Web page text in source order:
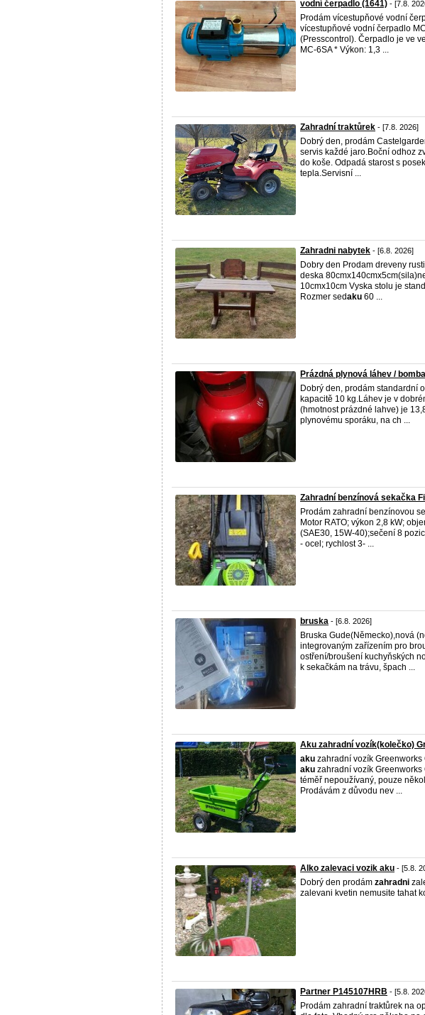
vodní čerpadlo (1641) - [7.8.
Prodám vícestupňové vodní
vícestupňové vodní čerpadlo
(Presscontrol). Čerpadlo je ve
MC-6SA * Výkon: 1,3 ...
Zahradní traktůrek - [7.8. 2026]
Dobrý den, prodám
servis každé jaro.Boční odhoz
do koše. Odpadá starost s
tepla.Servisní ...
Zahradni nabytek - [6.8. 2026]
Dobry den Prodam dreveny
deska
10cmx10cm Vyska stolu je
Rozmer sedaku 60 ...
Prázdná plynová láhev /
Dobrý den, prodám standardní
kapacitě 10 kg.Láhev je v
(hmotnost prázdné lahve) je
plynovému sporáku, na ch ...
Zahradní benzínová sekačka
Prodám zahradní benzínovou
Motor RATO; výkon 2,8 kW;
(SAE30, 15W-40);sečení 8
- ocel; rychlost 3- ...
bruska - [6.8. 2026]
Bruska Gude(Německo),nová
integrovaným zařízením pro
ostření/broušení kuchyňských
k sekačkám na trávu, špach ...
Aku zahradní vozík(kolečko)
aku zahradní vozík
aku zahradní vozík Greenworks
téměř nepoužívaný, pouze
Prodávám z důvodu nev ...
Alko zalevaci vozik aku - [5.8.
Dobrý den prodám zahradni
zalevani kvetin nemusite tahat
Partner P145107HRB - [5.8.
Prodám zahradní traktůrek na